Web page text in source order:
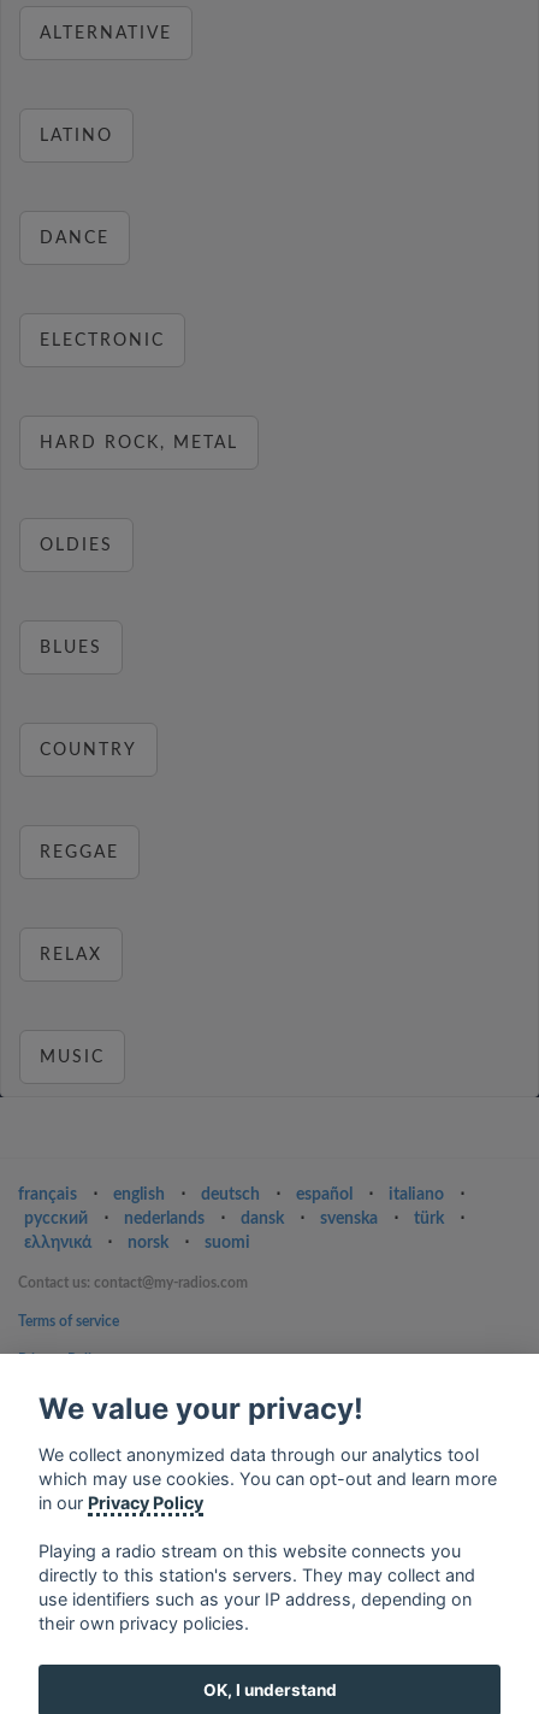
ALTERNATIVE
LATINO
DANCE
ELECTRONIC
HARD ROCK, METAL
OLDIES
BLUES
COUNTRY
REGGAE
RELAX
MUSIC
français ⋅ english ⋅ deutsch ⋅ español ⋅ italiano
⋅
русский
⋅ nederlands ⋅ dansk ⋅ svenska ⋅ türk
⋅
ελληνικά
⋅ norsk ⋅ suomi
Contact us: contact@my-radios.com
Terms of service
Google Play and the Google Play logo are trademarks of Google Inc.
We value your privacy!
We collect anonymized data through our analytics tool
which may use cookies. You can opt-out and learn more
in our Privacy Policy
Playing a radio stream on this website connects you
directly to this station's servers. They may collect and
use identifiers such as your IP address, depending on
their own privacy policies.
OK, I understand